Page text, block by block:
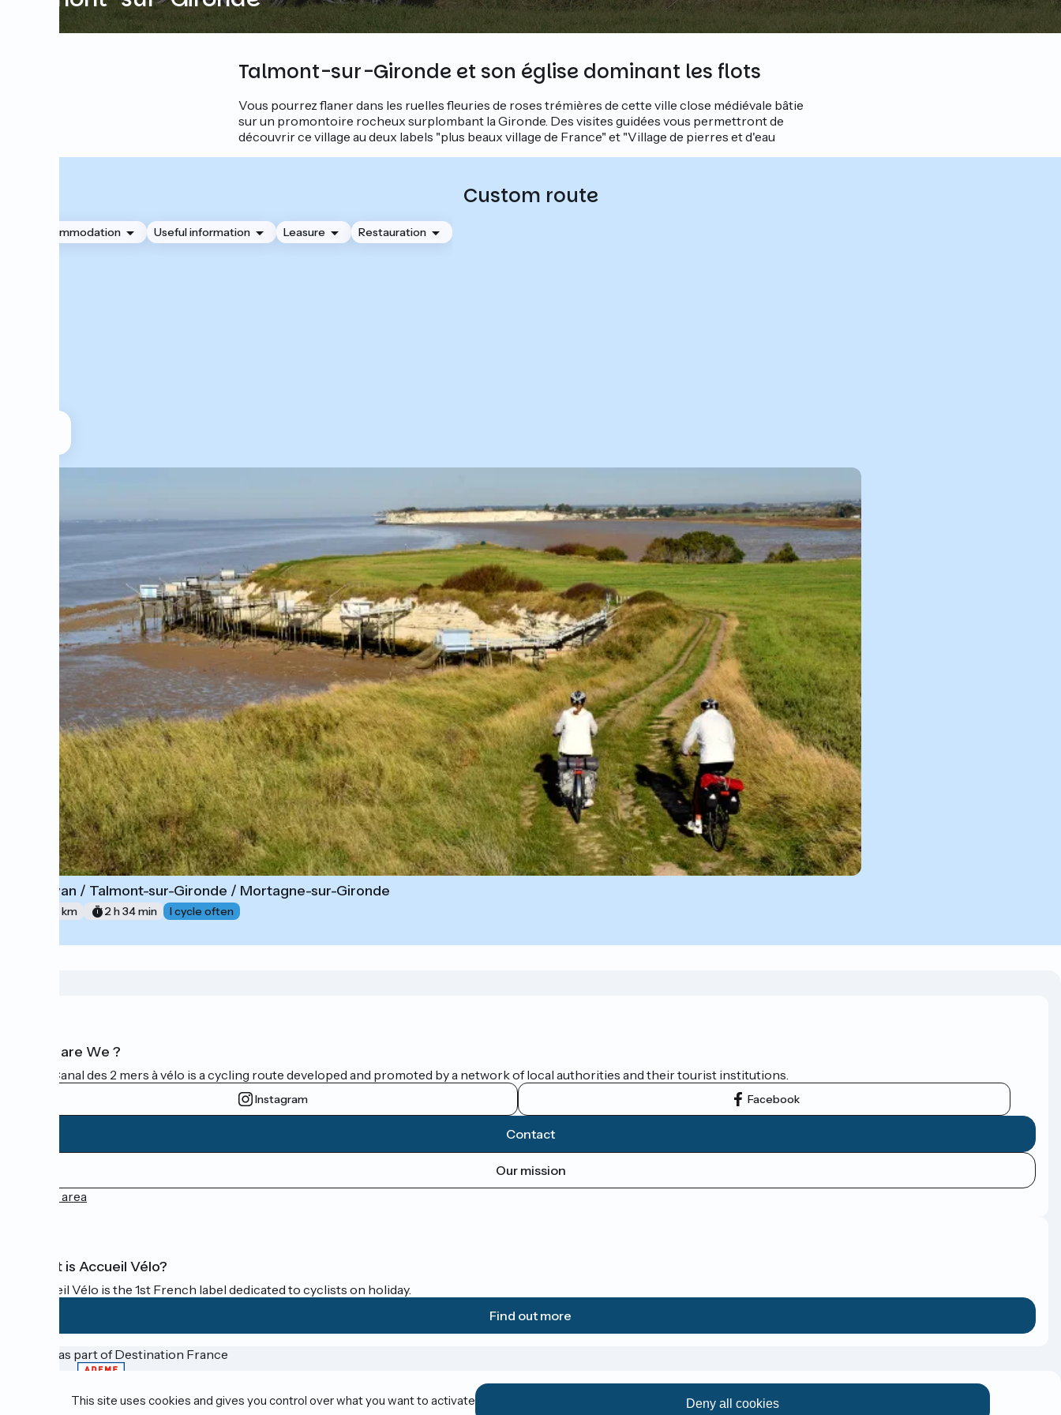
Talmont-sur-Gironde et son église dominant les flots
Vous pourrez flaner dans les ruelles fleuries de roses trémières de cette ville close médiévale bâtie
sur un promontoire rocheux surplombant la Gironde. Des visites guidées vous permettront de
découvrir ce village au deux labels "plus beaux village de France" et "Village de pierres et d'eau
Custom route
Accommodation Useful information Leasure Restauration
Royan / Talmont-sur-Gironde / Mortagne-sur-Gironde
37 km 2 h 34 min I cycle often
Who are We ?
The Canal des 2 mers à vélo is a cycling route developed and promoted by a network of local authorities and their tourist institutions.
Instagram Facebook
Contact
Our mission
Press area
What is Accueil Vélo?
Accueil Vélo is the 1st French label dedicated to cyclists on holiday.
Find out more
Funded as part of Destination France
This site uses cookies and gives you control over what you want to activate Deny all cookies